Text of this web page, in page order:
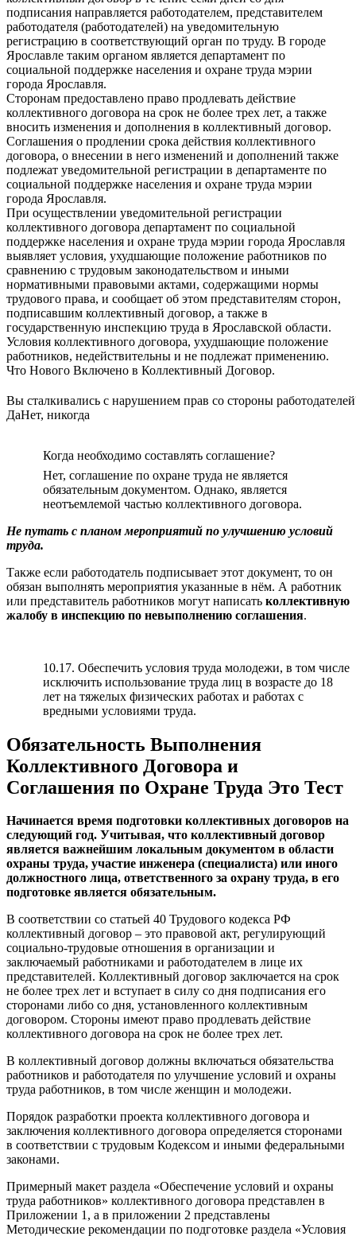
подписания направляется работодателем, представителем
работодателя (работодателей) на уведомительную
регистрацию в соответствующий орган по труду. В городе
Ярославле таким органом является департамент по
социальной поддержке населения и охране труда мэрии
города Ярославля.
Сторонам предоставлено право продлевать действие
коллективного договора на срок не более трех лет, а также
вносить изменения и дополнения в коллективный договор.
Соглашения о продлении срока действия коллективного
договора, о внесении в него изменений и дополнений также
подлежат уведомительной регистрации в департаменте по
социальной поддержке населения и охране труда мэрии
города Ярославля.
При осуществлении уведомительной регистрации
коллективного договора департамент по социальной
поддержке населения и охране труда мэрии города Ярославля
выявляет условия, ухудшающие положение работников по
сравнению с трудовым законодательством и иными
нормативными правовыми актами, содержащими нормы
трудового права, и сообщает об этом представителям сторон,
подписавшим коллективный договор, а также в
государственную инспекцию труда в Ярославской области.
Условия коллективного договора, ухудшающие положение
работников, недействительны и не подлежат применению.
Что Нового Включено в Коллективный Договор.
Вы сталкивались с нарушением прав со стороны
ДаНет, никогда
Когда необходимо составлять соглашение?
Нет, соглашение по охране труда не является
обязательным документом. Однако, является
неотъемлемой частью коллективного договора.
Не путать с планом мероприятий по улучшению условий
труда.
Также если работодатель подписывает этот документ, то он
обязан выполнять мероприятия указанные в нём. А работник
или представитель работников могут написать коллективную
жалобу в инспекцию по невыполнению соглашения.
10.17. Обеспечить условия труда молодежи, в том числе
исключить использование труда лиц в возрасте до 18
лет на тяжелых физических работах и работах с
вредными условиями труда.
Обязательность Выполнения
Коллективного Договора и
Соглашения по Охране Труда Это Тест
Начинается время подготовки коллективных договоров на
следующий год. Учитывая, что коллективный договор
является важнейшим локальным документом в области
охраны труда, участие инженера (специалиста) или иного
должностного лица, ответственного за охрану труда, в его
подготовке является обязательным.
В соответствии со статьей 40 Трудового кодекса РФ
коллективный договор – это правовой акт, регулирующий
социально-трудовые отношения в организации и
заключаемый работниками и работодателем в лице их
представителей. Коллективный договор заключается на срок
не более трех лет и вступает в силу со дня подписания его
сторонами либо со дня, установленного коллективным
договором. Стороны имеют право продлевать действие
коллективного договора на срок не более трех лет.
В коллективный договор должны включаться обязательства
работников и работодателя по улучшение условий и охраны
труда работников, в том числе женщин и молодежи.
Порядок разработки проекта коллективного договора и
заключения коллективного договора определяется сторонами
в соответствии с трудовым Кодексом и иными федеральными
законами.
Примерный макет раздела «Обеспечение условий и охраны
труда работников» коллективного договора представлен в
Приложении 1, а в приложении 2 представлены
Методические рекомендации по подготовке раздела «Условия